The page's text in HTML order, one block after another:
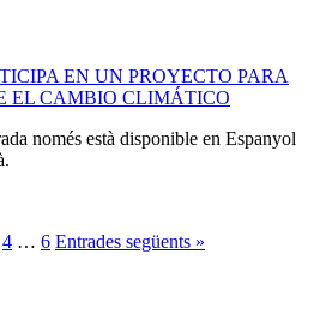
EN UN PROYECTO PARA
EL CAMBIO CLIMÁTICO
només està disponible en Espanyol
4 … 6 Entrades següents »